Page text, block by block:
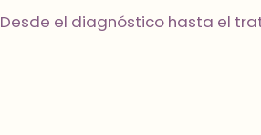
Desde el diagnóstico hasta el